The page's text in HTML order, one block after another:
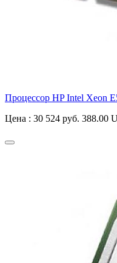
Процессор HP Intel Xeon
Цена : 30 524 руб. 388.00